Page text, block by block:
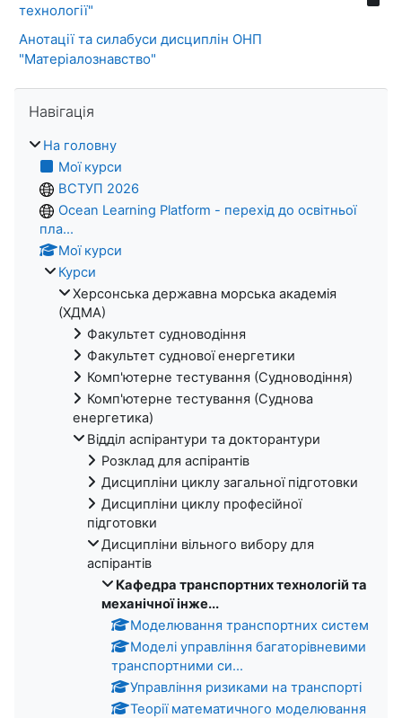
технології"
Анотації та силабуси дисциплін ОНП
"Матеріалознавство"
Навігація
На головну
Мої курси
ВСТУП 2026
Ocean Learning Platform - перехід до освітньої
пла...
Мої курси
Курси
Херсонська державна морська академія
(ХДМА)
Факультет судноводіння
Факультет суднової енергетики
Комп'ютерне тестування (Судноводіння)
Комп'ютерне тестування (Суднова
енергетика)
Відділ аспірантури та докторантури
Розклад для аспірантів
Дисципліни циклу загальної підготовки
Дисципліни циклу професійної
підготовки
Дисципліни вільного вибору для
аспірантів
Кафедра транспортних технологій та
механічної інже...
Моделювання транспортних систем
Моделі управління багаторівневими
транспортними си...
Управління ризиками на транспорті
Теорії математичного моделювання